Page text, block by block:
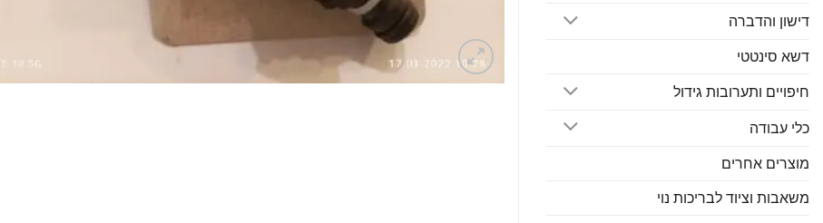
דישון והדברה
דשא סינטטי
חיפויים ותערובות גידול
כלי עבודה
מוצרים אחרים
משאבות וציוד לבריכות נוי